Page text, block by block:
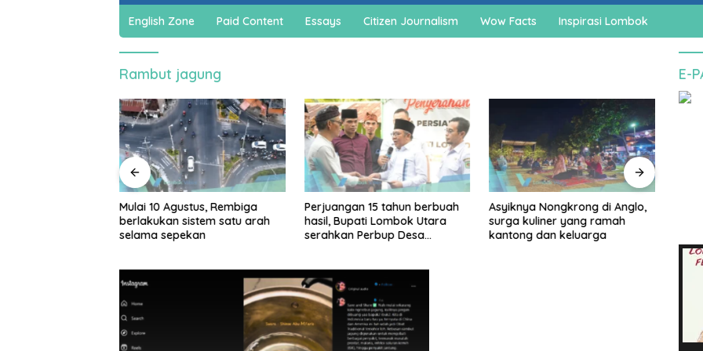
English Zone Paid Content Essays Citizen Journalism Wow Facts Inspirasi Lombok
Rambut jagung
Mulai 10 Agustus, Rembiga
berlakukan sistem satu arah
selama sepekan
Perjuangan 15 tahun berbuah
hasil, Bupati Lombok Utara
serahkan Perbup Desa
Asyiknya Nongkrong di Anglo,
surga kuliner yang ramah
kantong dan keluarga
E-